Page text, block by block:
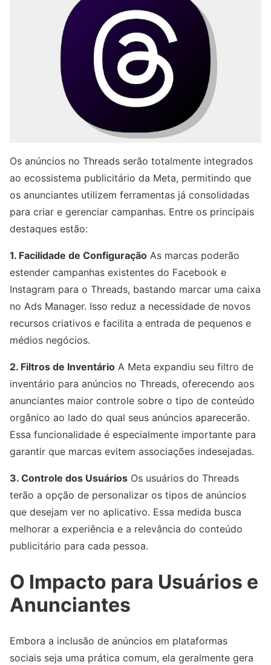
Os anúncios no Threads serão totalmente integrados
ao ecossistema publicitário da Meta, permitindo que
os anunciantes utilizem ferramentas já consolidadas
para criar e gerenciar campanhas. Entre os principais
destaques estão:
1. Facilidade de Configuração As marcas poderão
estender campanhas existentes do Facebook e
Instagram para o Threads, bastando marcar uma caixa
no Ads Manager. Isso reduz a necessidade de novos
recursos criativos e facilita a entrada de pequenos e
médios negócios.
2. Filtros de Inventário A Meta expandiu seu filtro de
inventário para anúncios no Threads, oferecendo aos
anunciantes maior controle sobre o tipo de conteúdo
orgânico ao lado do qual seus anúncios aparecerão.
Essa funcionalidade é especialmente importante para
garantir que marcas evitem associações indesejadas.
3. Controle dos Usuários Os usuários do Threads
terão a opção de personalizar os tipos de anúncios
que desejam ver no aplicativo. Essa medida busca
melhorar a experiência e a relevância do conteúdo
publicitário para cada pessoa.
O Impacto para Usuários e
Anunciantes
Embora a inclusão de anúncios em plataformas
sociais seja uma prática comum, ela geralmente gera